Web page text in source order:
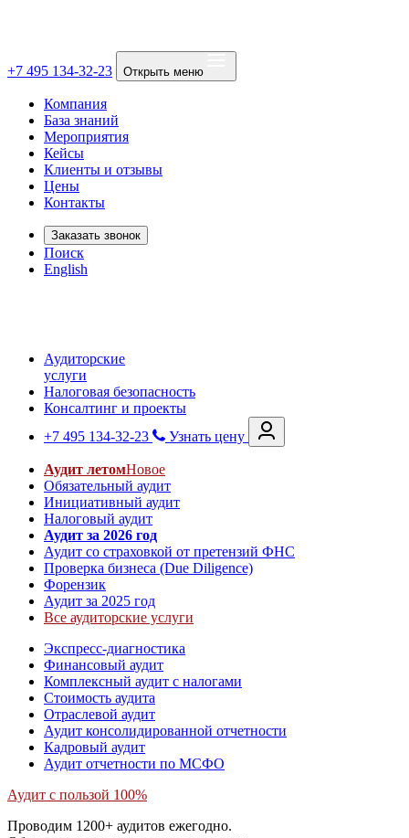
+7 495 134-32-23 Открыть меню
Компания
База знаний
Мероприятия
Кейсы
Клиенты и отзывы
Цены
Контакты
Заказать звонок
Поиск
English
Аудиторские
услуги
Налоговая безопасность
Консалтинг и проекты
+7 495 134-32-23
Узнать цену
Аудит летомНовое
Обязательный аудит
Инициативный аудит
Налоговый аудит
Аудит за 2026 год
Аудит со страховкой от претензий ФНС
Проверка бизнеса (Due Diligence)
Форензик
Аудит за 2025 год
Все аудиторские услуги
Экспресс-диагностика
Финансовый аудит
Комплексный аудит с налогами
Стоимость аудита
Отраслевой аудит
Аудит консолидированной отчетности
Кадровый аудит
Аудит отчетности по МСФО
Аудит с пользой 100%
Проводим 1200+ аудитов ежегодно.